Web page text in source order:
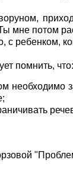
мне потом
с ребенком,
помнить, что:
необходимо